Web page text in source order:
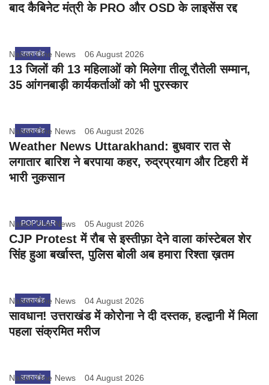
बाद कैबिनेट मंत्री के PRO और OSD के लाइसेंस रद्द
उत्तराखंड
Nation One News 06 August 2026
13 जिलों की 13 महिलाओं को मिलेगा तीलू रौतेली सम्मान,
35 आंगनबाड़ी कार्यकर्ताओं को भी पुरस्कार
उत्तराखंड
Nation One News 06 August 2026
Weather News Uttarakhand: बुधवार रात से
लगातार बारिश ने बरपाया कहर, रुद्रप्रयाग और टिहरी में
भारी नुकसान
POPULAR
Nation One News 05 August 2026
CJP Protest में रौब से इस्तीफ़ा देने वाला कांस्टेबल शेर
सिंह हुआ बर्खास्त, पुलिस बोली अब हमारा रिश्ता ख़तम
उत्तराखंड
Nation One News 04 August 2026
सावधान! उत्तराखंड में कोरोना ने दी दस्तक, हल्द्वानी में मिला
पहला संक्रमित मरीज
उत्तराखंड
Nation One News 04 August 2026